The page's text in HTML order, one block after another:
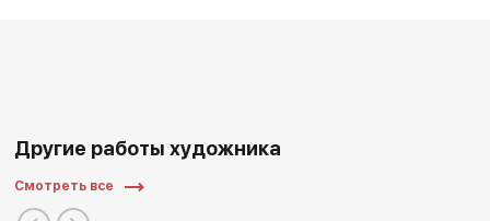
Другие работы художника
Смотреть все